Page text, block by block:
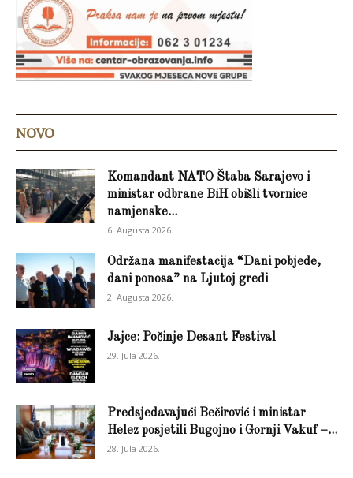
NOVO
Komandant NATO Štaba Sarajevo i
ministar odbrane BiH obišli tvornice
namjenske...
6. Augusta 2026.
Održana manifestacija “Dani pobjede,
dani ponosa” na Ljutoj gredi
2. Augusta 2026.
Jajce: Počinje Desant Festival
29. Jula 2026.
Predsjedavajući Bečirović i ministar
Helez posjetili Bugojno i Gornji Vakuf –...
28. Jula 2026.